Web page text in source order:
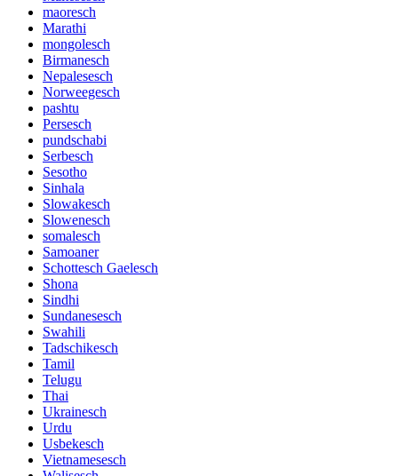
maoresch
Marathi
mongolesch
Birmanesch
Nepalesesch
Norweegesch
pashtu
Persesch
pundschabi
Serbesch
Sesotho
Sinhala
Slowakesch
Slowenesch
somalesch
Samoaner
Schottesch Gaelesch
Shona
Sindhi
Sundanesesch
Swahili
Tadschikesch
Tamil
Telugu
Thai
Ukrainesch
Urdu
Usbekesch
Vietnamesesch